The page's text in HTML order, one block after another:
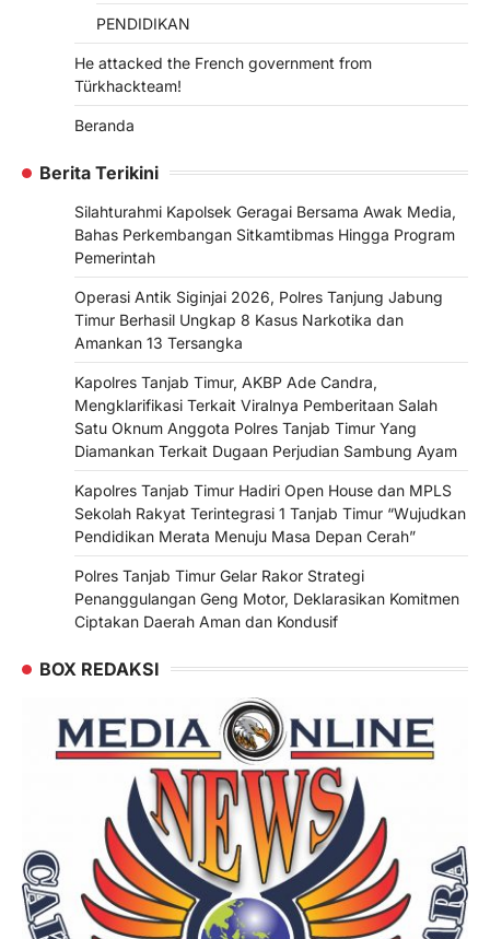
PENDIDIKAN
He attacked the French government from
Türkhackteam!
Beranda
Berita Terikini
Silahturahmi Kapolsek Geragai Bersama Awak Media,
Bahas Perkembangan Sitkamtibmas Hingga Program
Pemerintah
Operasi Antik Siginjai 2026, Polres Tanjung Jabung
Timur Berhasil Ungkap 8 Kasus Narkotika dan
Amankan 13 Tersangka
Kapolres Tanjab Timur, AKBP Ade Candra,
Mengklarifikasi Terkait Viralnya Pemberitaan Salah
Satu Oknum Anggota Polres Tanjab Timur Yang
Diamankan Terkait Dugaan Perjudian Sambung Ayam
Kapolres Tanjab Timur Hadiri Open House dan MPLS
Sekolah Rakyat Terintegrasi 1 Tanjab Timur “Wujudkan
Pendidikan Merata Menuju Masa Depan Cerah”
Polres Tanjab Timur Gelar Rakor Strategi
Penanggulangan Geng Motor, Deklarasikan Komitmen
Ciptakan Daerah Aman dan Kondusif
BOX REDAKSI